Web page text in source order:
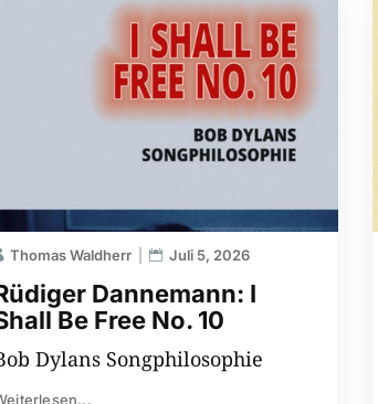
Dannemann: I
Be Free No. 10
Thomas Waldherr Juli 5, 2026
Dylans Songphilosophie